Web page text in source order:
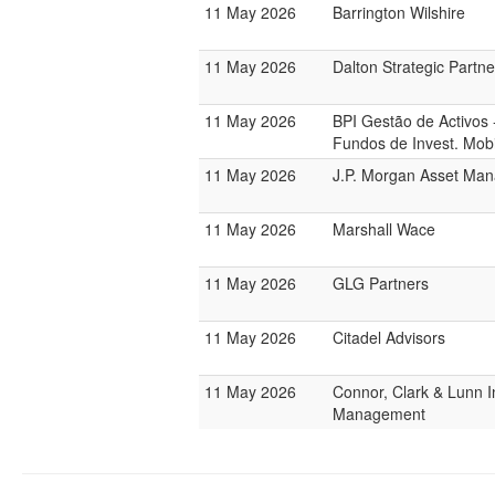
11 May 2026 Barrington Wilshire
11 May 2026 Dalton Strategic
11 May 2026
BPI Gestão de
Fundos de Invest.
11 May 2026
J.P. Morgan Asset
11 May 2026 Marshall Wace
11 May 2026 GLG Partners
11 May 2026 Citadel Advisors
11 May 2026
Connor, Clark & Lunn
Management